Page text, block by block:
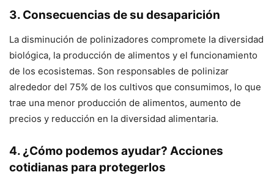
3. Consecuencias de su desaparición
La disminución de polinizadores compromete la diversidad
biológica, la producción de alimentos y el funcionamiento
de los ecosistemas. Son responsables de polinizar
alrededor del 75% de los cultivos que consumimos, lo que
trae una menor producción de alimentos, aumento de
precios y reducción en la diversidad alimentaria.
4. ¿Cómo podemos ayudar? Acciones
cotidianas para protegerlos